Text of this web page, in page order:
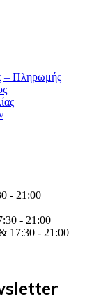
– Πληρωμής
- 21:00
- 21:00
17:30 - 21:00